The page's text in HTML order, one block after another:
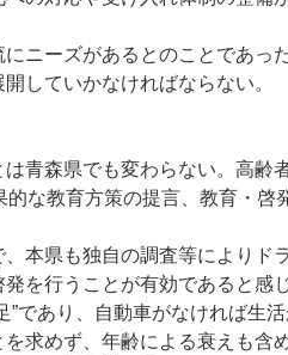
ニーズがあるとのことであっ
していかなければならない。
青森県でも変わらない。高齢
な教育方策の提言、教育・啓
本県も独自の調査等によりド
を行うことが有効であると感じ
であり、自動車がなければ生
求めず、年齢による衰えも含